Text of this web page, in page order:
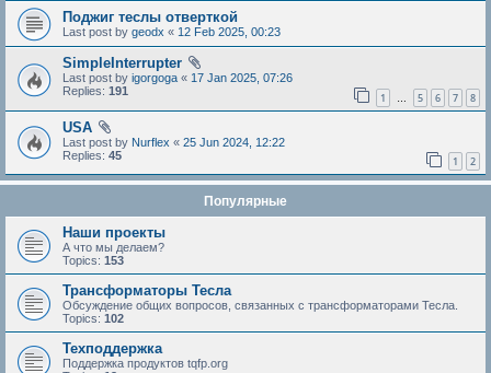
Поджиг теслы отверткой
Last post by geodx « 12 Feb 2025, 00:23
SimpleInterrupter
Last post by igorgoga « 17 Jan 2025, 07:26
Replies: 191 1 … 5 6 7 8
USA
Last post by Nurflex « 25 Jun 2024, 12:22
Replies: 45 1 2
Популярные
Наши проекты
А что мы делаем?
Topics: 153
Трансформаторы Тесла
Обсуждение общих вопросов, связанных с трансформаторами Тесла.
Topics: 102
Техподдержка
Поддержка продуктов tqfp.org